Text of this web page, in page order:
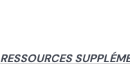
RESSOURCES